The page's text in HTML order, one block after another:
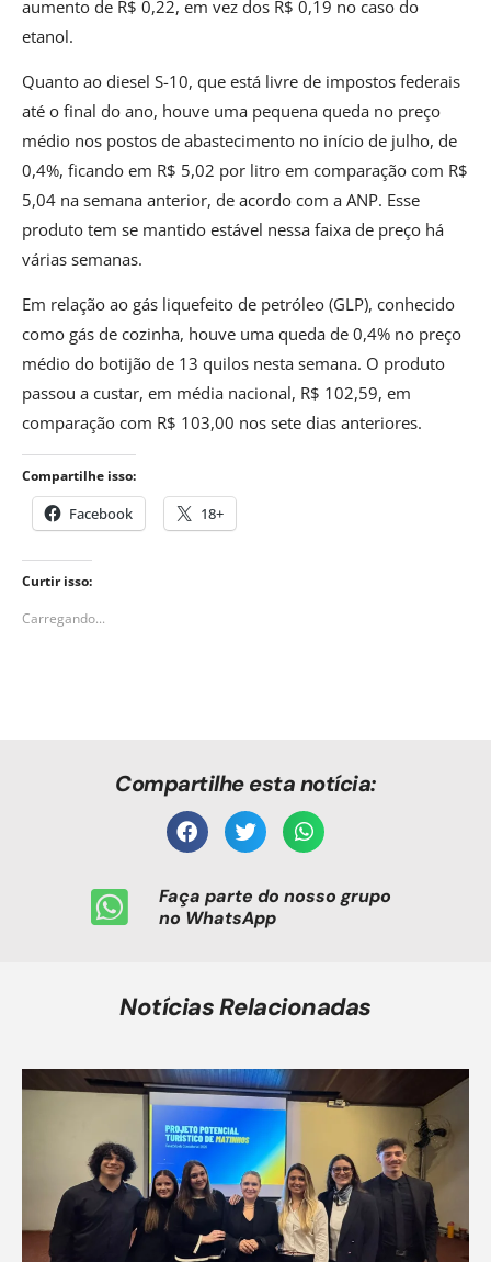
aumento de R$ 0,22, em vez dos R$ 0,19 no caso do
etanol.
Quanto ao diesel S-10, que está livre de impostos federais
até o final do ano, houve uma pequena queda no preço
médio nos postos de abastecimento no início de julho, de
0,4%, ficando em R$ 5,02 por litro em comparação com R$
5,04 na semana anterior, de acordo com a ANP. Esse
produto tem se mantido estável nessa faixa de preço há
várias semanas.
Em relação ao gás liquefeito de petróleo (GLP), conhecido
como gás de cozinha, houve uma queda de 0,4% no preço
médio do botijão de 13 quilos nesta semana. O produto
passou a custar, em média nacional, R$ 102,59, em
comparação com R$ 103,00 nos sete dias anteriores.
Compartilhe isso:
Facebook 18+
Curtir isso:
Carregando...
Compartilhe esta notícia:
Faça parte do nosso grupo
no WhatsApp
Notícias Relacionadas